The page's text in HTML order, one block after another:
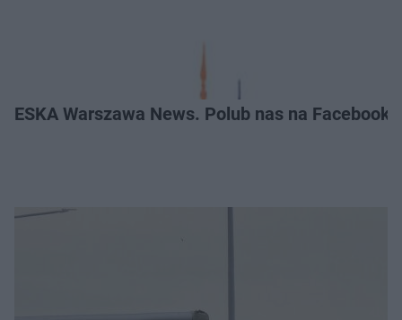
ESKA Warszawa News. Polub nas na